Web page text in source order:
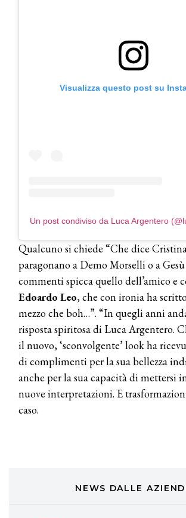
Visualizza questo post su
Un post condiviso da Luca Argentero
Qualcuno si chiede “Che dice
paragonano a Demo Morselli o a
commenti spicca quello dell’amico e
Edoardo Leo, che con ironia ha
mezzo che boh…”. “In quegli anni
risposta spiritosa di Luca Argentero.
il nuovo, ‘sconvolgente’ look ha
di complimenti per la sua bellezza
anche per la sua capacità di mettersi
nuove interpretazioni. E
caso.
NEWS DALLE
COTRIL
Continua la carrellata di look firmati
Cotril alla Festa del Cinema di Roma
TONI&GUY
A Natale regala una doppia
TONI&GUY “Feel Good Experience”!
TONI&GUY
LABEL.M lancia la sua innovativa ed
eco-sostenibile linea di prodotti
professionali
DAVINES
Davines presenta cofanetti beauty
WELLNESS CONGRESS 2022: I